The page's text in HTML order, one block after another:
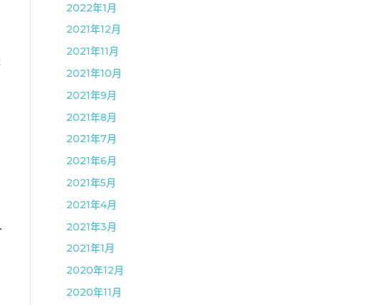
2022年1月
2021年12月
2021年11月
2021年10月
2021年9月
2021年8月
2021年7月
2021年6月
2021年5月
2021年4月
2021年3月
2021年1月
2020年12月
2020年11月